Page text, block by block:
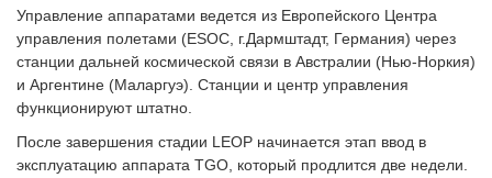
Управление аппаратами ведется из Европейского Центра
управления полетами (ESOC, г.Дармштадт, Германия) через
станции дальней космической связи в Австралии (Нью-Норкия)
и Аргентине (Маларгуэ). Станции и центр управления
функционируют штатно.
После завершения стадии LEOP начинается этап ввод в
эксплуатацию аппарата TGO, который продлится две недели.